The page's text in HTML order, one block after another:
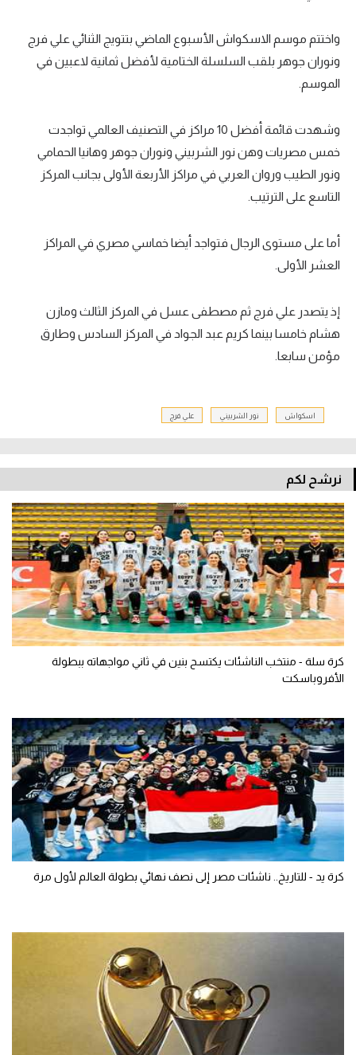
حكايات في الجول
كويز في الجول
واختتم موسم الاسكواش الأسبوع الماضي بتتويج الثنائي علي فرج
ونوران جوهر بلقب السلسلة الختامية لأفضل ثمانية لاعبين في
الموسم.
وشهدت قائمة أفضل 10 مراكز في التصنيف العالمي تواجدت
خمس مصريات وهن نور الشربيني ونوران جوهر وهانيا الحمامي
ونور الطيب وروان العربي في مراكز الأربعة الأولى بجانب المركز
التاسع على الترتيب.
أما على مستوى الرجال فتواجد أيضا خماسي مصري في المراكز
العشر الأولى.
إذ يتصدر علي فرج ثم مصطفى عسل في المركز الثالث ومازن
هشام خامسا بينما كريم عبد الجواد في المركز السادس وطارق
مؤمن سابعا.
اسكواش نور الشربيني علي فرج
نرشح لكم
كرة سلة - منتخب الناشئات يكتسح بنين في ثاني مواجهاته ببطولة
الأفروباسكت
كرة يد - للتاريخ.. ناشئات مصر إلى نصف نهائي بطولة العالم لأول مرة